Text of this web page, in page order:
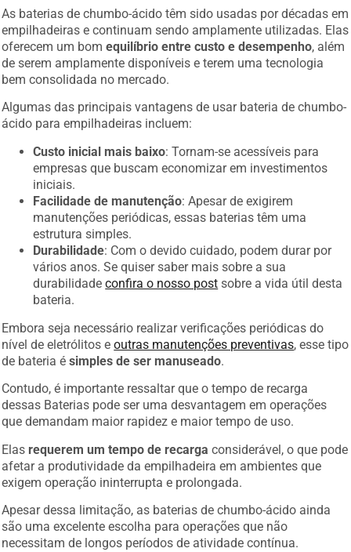
As baterias de chumbo-ácido têm sido usadas por décadas em
empilhadeiras e continuam sendo amplamente utilizadas. Elas
oferecem um bomequilíbrio entre custo e desempenho, além
de serem amplamente disponíveis e terem uma tecnologia
bem consolidada no mercado.
Algumas das principais vantagens de usar bateria de chumbo-
ácido para empilhadeiras incluem:
Custo inicial mais baixo: Tornam-se acessíveis para
empresas que buscam economizar em investimentos
iniciais.
Facilidade de manutenção: Apesar de exigirem
manutenções periódicas, essas baterias têm uma
estrutura simples.
Durabilidade: Com o devido cuidado, podem durar por
vários anos. Se quiser saber mais sobre a sua
durabilidadeconfira o nosso post sobre a vida útil desta
bateria.
Embora seja necessário realizar verificações periódicas do
nível de eletrólitos eoutras manutenções preventivas, esse tipo
de bateria ésimples de ser manuseado.
Contudo, é importante ressaltar que o tempo de recarga
dessas Baterias pode ser uma desvantagem em operações
que demandam maior rapidez e maior tempo de uso.
Elas requerem um tempo de recarga considerável, o que pode
afetar a produtividade da empilhadeira em ambientes que
exigem operação ininterrupta e prolongada.
Apesar dessa limitação, as baterias de chumbo-ácido ainda
são uma excelente escolha para operações que não
necessitam de longos períodos de atividade contínua.